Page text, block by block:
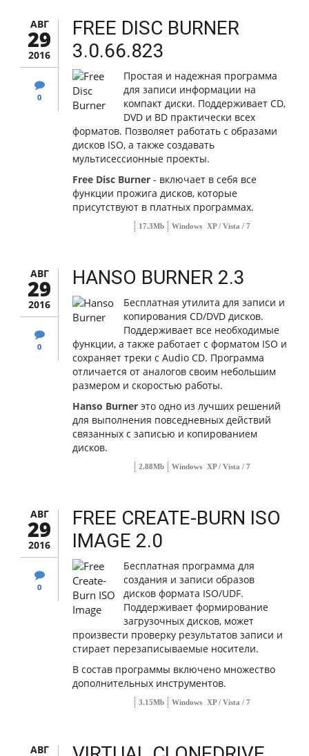
АВГ
29
2016
0
FREE DISC BURNER
3.0.66.823
Простая и надежная программа
для записи информации на
компакт диски. Поддерживает CD,
DVD и BD практически всех
форматов. Позволяет работать с образами
дисков ISO, а также создавать
мультисессионные проекты.
Free Disc Burner - включает в себя все
функции прожига дисков, которые
присутствуют в платных программах.
17.3Mb Windows XP / Vista / 7
АВГ
29
2016
0
HANSO BURNER 2.3
Бесплатная утилита для записи и
копирования CD/DVD дисков.
Поддерживает все необходимые
функции, а также работает с форматом ISO и
сохраняет треки с Audio CD. Программа
отличается от аналогов своим небольшим
размером и скоростью работы.
Hanso Burner это одно из лучших решений
для выполнения повседневных действий
связанных с записью и копированием
дисков.
2.88Mb Windows XP / Vista / 7
АВГ
29
2016
0
FREE CREATE-BURN ISO
IMAGE 2.0
Бесплатная программа для
создания и записи образов
дисков формата ISO/UDF.
Поддерживает формирование
загрузочных дисков, может
произвести проверку результатов записи и
стирает перезаписываемые носители.
В состав программы включено множество
дополнительных инструментов.
3.15Mb Windows XP / Vista / 7
АВГ